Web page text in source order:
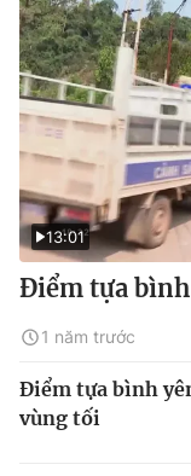
13:01
Điểm tựa
1 năm trước
Điểm tựa bình
vùng tối